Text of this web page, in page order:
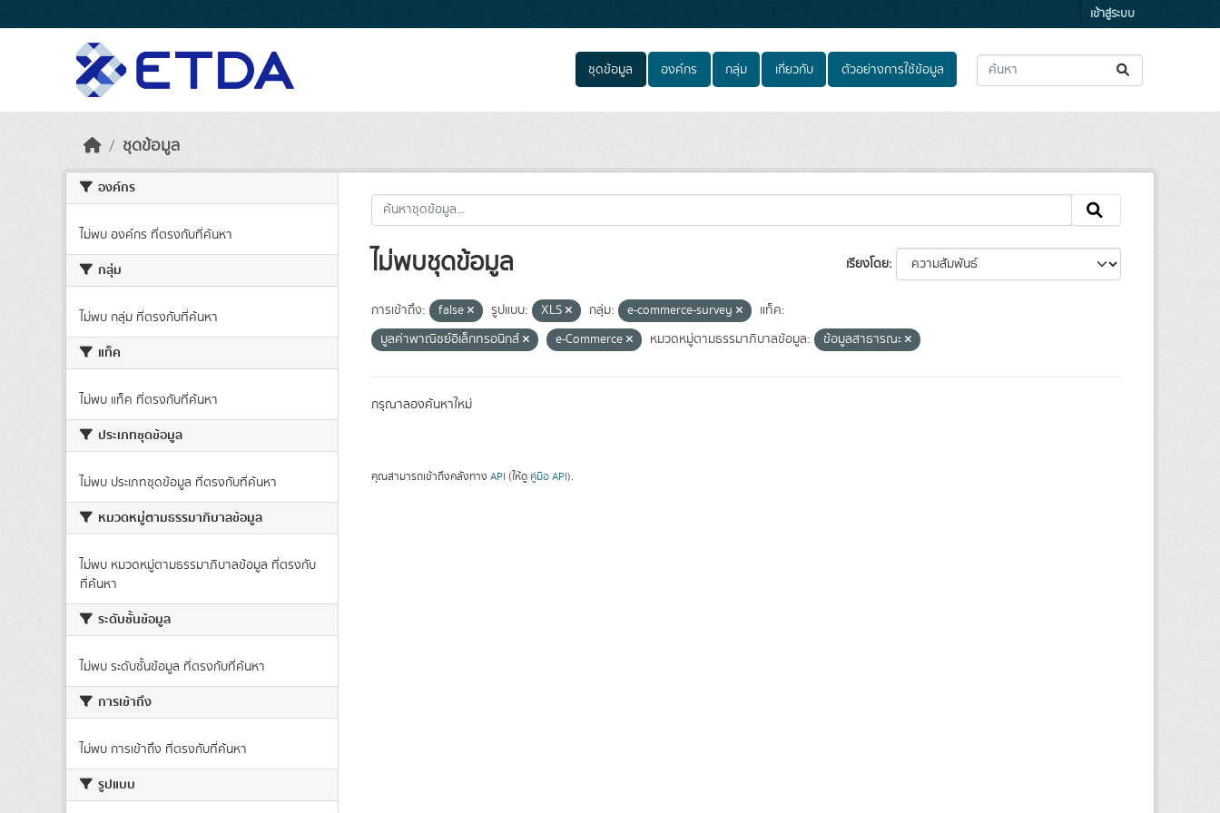
เข้าสู่ระบบ
ชุดข้อมูล องค์กร กลุ่ม เกี่ยวกับ ตัวอย่างการใช้ข้อมูล
ชุดข้อมูล
องค์กร
ไม่พบ องค์กร ที่ตรงกับที่ค้นหา
กลุ่ม
ไม่พบ กลุ่ม ที่ตรงกับที่ค้นหา
แท็ค
ไม่พบ แท็ค ที่ตรงกับที่ค้นหา
ประเภทชุดข้อมูล
ไม่พบ ประเภทชุดข้อมูล ที่ตรงกับที่ค้นหา
หมวดหมู่ตามธรรมาภิบาลข้อมูล
ไม่พบ หมวดหมู่ตามธรรมาภิบาลข้อมูล ที่ตรงกับ
ที่ค้นหา
ระดับชั้นข้อมูล
ไม่พบ ระดับชั้นข้อมูล ที่ตรงกับที่ค้นหา
การเข้าถึง
ไม่พบ การเข้าถึง ที่ตรงกับที่ค้นหา
รูปแบบ
เรียงโดย
ไม่พบชุดข้อมูล
การเข้าถึง: false รูปแบบ: XLS กลุ่ม: e-commerce-survey
แท็ค:
มูลค่าพาณิชย์อิเล็กทรอนิกส์
e-Commerce หมวดหมู่ตามธรรมาภิบาลข้อมูล: ข้อมูลสาธารณะ
กรุณาลองค้นหาใหม่
คุณสามารถเข้าถึงคลังทาง API (ให้ดู คู่มือ API).